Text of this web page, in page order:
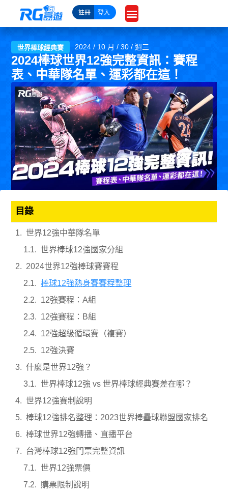
主
註冊 登入
世界棒球經典賽 2024 / 10 月 / 30 / 週三
2024棒球世界12強完整資訊：賽程
表、中華隊名單、運彩都在這！
目錄
世界12強中華隊名單
世界棒球12強國家分組
2024世界12強棒球賽賽程
棒球12強熱身賽賽程整理
12強賽程：A組
12強賽程：B組
12強超級循環賽（複賽）
12強決賽
什麼是世界12強？
世界棒球12強 vs 世界棒球經典賽差在哪？
世界12強賽制說明
棒球12強排名整理：2023世界棒壘球聯盟國家排名
棒球世界12強轉播、直播平台
台灣棒球12強門票完整資訊
世界12強票價
購票限制說明